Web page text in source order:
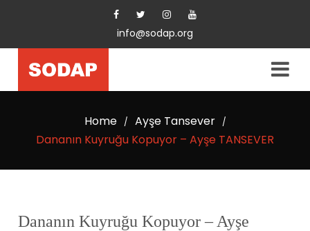
info@sodap.org
Home / Ayşe Tansever /
Dananın Kuyruğu Kopuyor – Ayşe TANSEVER
Dananın Kuyruğu Kopuyor – Ayşe